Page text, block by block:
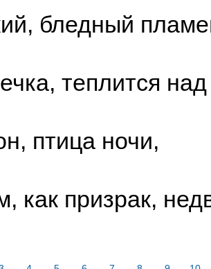
бледный
теплится
птица ночи,
как призрак,